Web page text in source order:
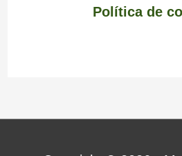
Política de